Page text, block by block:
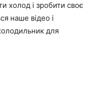
холод і зробити своє
наше відео і
для